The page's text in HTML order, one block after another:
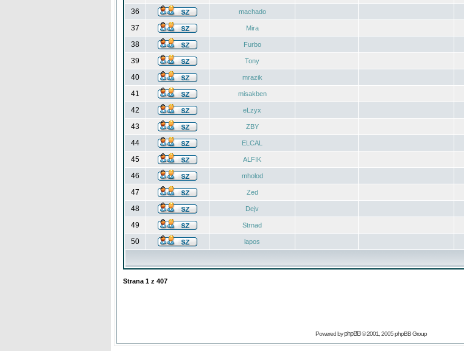
36
machado
37
Mira
38
Furbo
39
Tony
40
mrazik
41
misakben
42
eLzyx
43
ZBY
44
ELCAL
45
ALFIK
46
mholod
47
Zed
48
Dejv
49
Strnad
50
lapos
Strana 1 z 407
Powered byphpBB© 2001, 2005 phpBB Group